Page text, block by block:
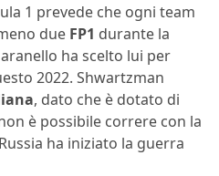
1 prevede che ogni team
due FP1 durante la
ha scelto lui per
2022. Shwartzman
, dato che è dotato di
è possibile correre con la
ha iniziato la guerra